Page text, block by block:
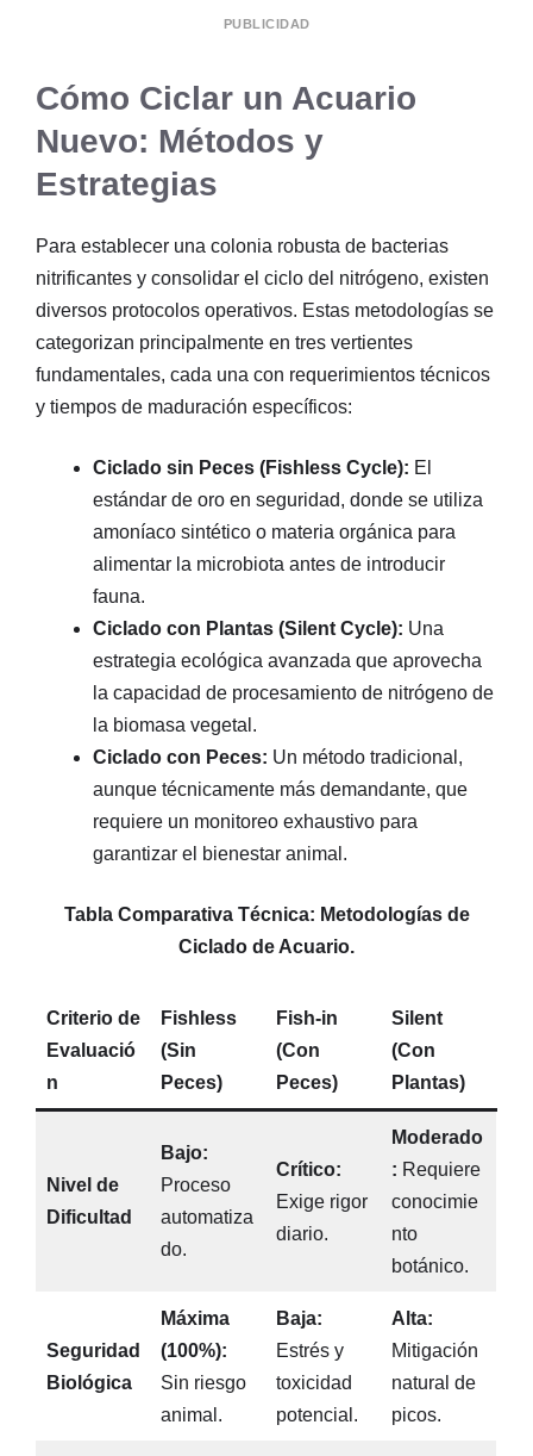
PUBLICIDAD
Cómo Ciclar un Acuario
Nuevo: Métodos y
Estrategias
Para establecer una colonia robusta de bacterias
nitrificantes y consolidar el ciclo del nitrógeno, existen
diversos protocolos operativos. Estas metodologías se
categorizan principalmente en tres vertientes
fundamentales, cada una con requerimientos técnicos
y tiempos de maduración específicos:
Ciclado sin Peces (Fishless Cycle): El
estándar de oro en seguridad, donde se utiliza
amoníaco sintético o materia orgánica para
alimentar la microbiota antes de introducir
fauna.
Ciclado con Plantas (Silent Cycle): Una
estrategia ecológica avanzada que aprovecha
la capacidad de procesamiento de nitrógeno de
la biomasa vegetal.
Ciclado con Peces: Un método tradicional,
aunque técnicamente más demandante, que
requiere un monitoreo exhaustivo para
garantizar el bienestar animal.
Tabla Comparativa Técnica: Metodologías de
Ciclado de Acuario.
Criterio de
Evaluació
n
Fishless
(Sin
Peces)
Fish-in
(Con
Peces)
Silent
(Con
Plantas)
Nivel de
Dificultad
Bajo:
Proceso
automatiza
do.
Crítico:
Exige rigor
diario.
Moderado
: Requiere
conocimie
nto
botánico.
Seguridad
Biológica
Máxima
(100%):
Sin riesgo
animal.
Baja:
Estrés y
toxicidad
potencial.
Alta:
Mitigación
natural de
picos.